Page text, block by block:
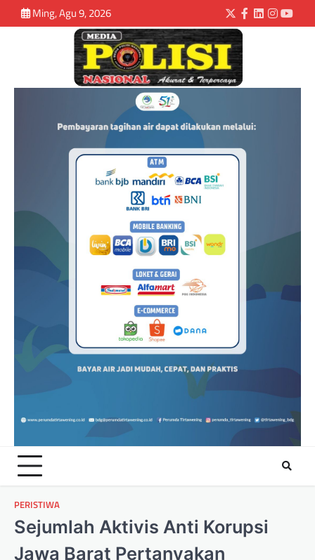
Ming, Agu 9, 2026
PERISTIWA
Sejumlah Aktivis Anti Korupsi
Jawa Barat Pertanyakan